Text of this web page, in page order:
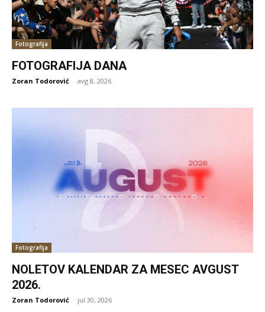
Fotografija
FOTOGRAFIJA DANA
Zoran Todorović - avg 8, 2026
Fotografija
NOLETOV KALENDAR ZA MESEC AVGUST
2026.
Zoran Todorović - jul 30, 2026